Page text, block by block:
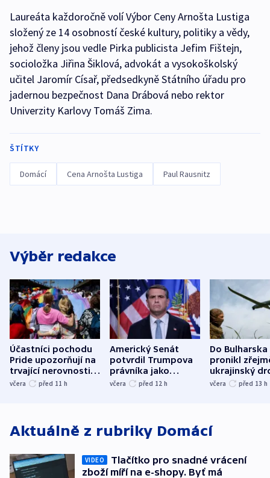
Laureáta každoročně volí Výbor Ceny Arnošta Lustiga
složený ze 14 osobností české kultury, politiky a vědy,
jehož členy jsou vedle Pirka publicista Jefim Fištejn,
socioložka Jiřina Šiklová, advokát a vysokoškolský
učitel Jaromír Císař, předsedkyně Státního úřadu pro
jadernou bezpečnost Dana Drábová nebo rektor
Univerzity Karlovy Tomáš Zima.
ŠTÍTKY
Domácí Cena Arnošta Lustiga Paul Rausnitz
Výběr redakce
Účastníci pochodu
Pride upozorňují na
trvající nerovnosti i
společenskou
včera před 11 h
Americký Senát
potvrdil Trumpova
právníka jako
ministra
včera před 12 h
Do Bulharska
pronikl
ukrajinský
explodoval
včera před 13 h
Aktuálně z rubriky Domácí
VIDEO
Tlačítko pro snadné vrácení
zboží míří na e-shopy. Byť má